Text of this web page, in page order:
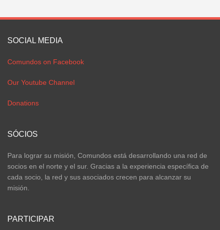
SOCIAL MEDIA
Comundos on Facebook
Our Youtube Channel
Donations
SÓCIOS
Para lograr su misión, Comundos está desarrollando una red de
socios en el norte y el sur. Gracias a la experiencia específica de
cada socio, la red y sus asociados crecen para alcanzar su
misión.
PARTICIPAR